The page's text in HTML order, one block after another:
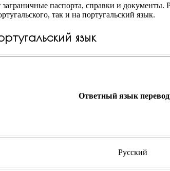
заграничные паспорта, справки и
так и на португальский язык.
язык
Ответный язык
Русский